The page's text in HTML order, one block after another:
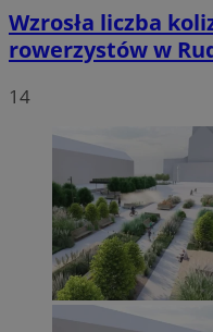
Wzrosła liczba
rowerzystów w
14